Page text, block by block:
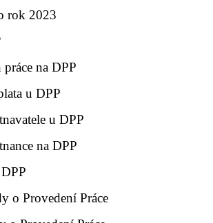
rok 2023
na DPP
u DPP
u DPP
na DPP
o Provedení Práce